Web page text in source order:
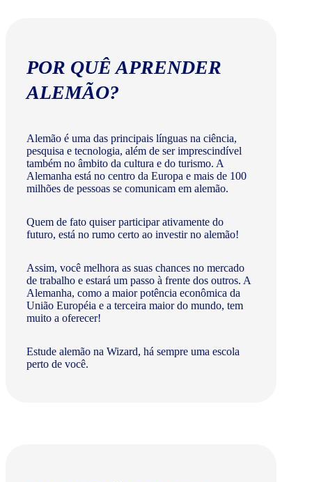
POR QUÊ APRENDER
ALEMÃO?
Alemão é uma das principais línguas na ciência,
pesquisa e tecnologia, além de ser imprescindível
também no âmbito da cultura e do turismo. A
Alemanha está no centro da Europa e mais de 100
milhões de pessoas se comunicam em alemão.
Quem de fato quiser participar ativamente do
futuro, está no rumo certo ao investir no alemão!
Assim, você melhora as suas chances no mercado
de trabalho e estará um passo à frente dos outros. A
Alemanha, como a maior potência econômica da
União Européia e a terceira maior do mundo, tem
muito a oferecer!​
Estude alemão na Wizard, há sempre uma escola
perto de você.